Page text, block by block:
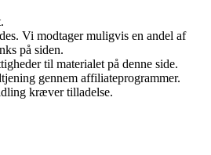
Vi modtager muligvis en andel af
på siden.
til materialet på denne side.
gennem affiliateprogrammer.
kræver tilladelse.